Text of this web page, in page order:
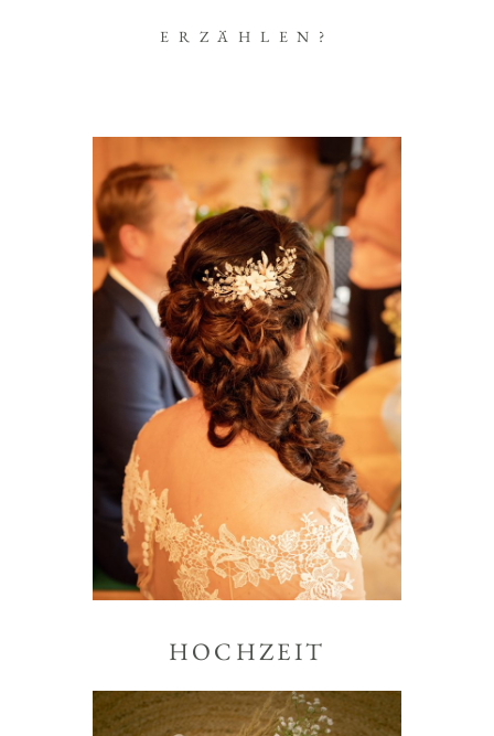
ERZÄHLEN?
HOCHZEIT